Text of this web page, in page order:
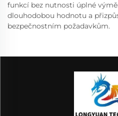
funkcí bez nutnosti úplné
dlouhodobou hodnotu a
bezpečnostním požadavkům.